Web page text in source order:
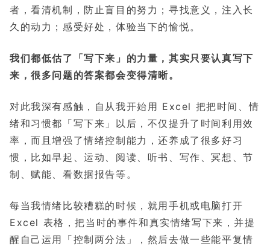
者，看清机制，防止盲目的努力；寻找意义，注入长
久的动力；感受好处，体验当下的愉悦。
我们都低估了「写下来」的力量，其实只要认真写下
来，很多问题的答案都会变得清晰。
对此我深有感触，自从我开始用 Excel 把把时间、情
绪和习惯都「写下来」以后，不仅提升了时间利用效
率，而且增强了情绪控制能力，还养成了很多好习
惯，比如早起、运动、阅读、听书、写作、冥想、节
制、赋能、看数据报告等。
每当我情绪比较糟糕的时候，就用手机或电脑打开
Excel 表格，把当时的事件和真实情绪写下来，并提
醒自己运用「控制两分法」，然后去做一些能平复情